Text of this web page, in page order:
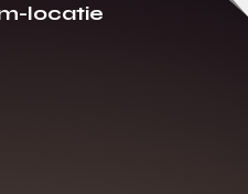
locatie